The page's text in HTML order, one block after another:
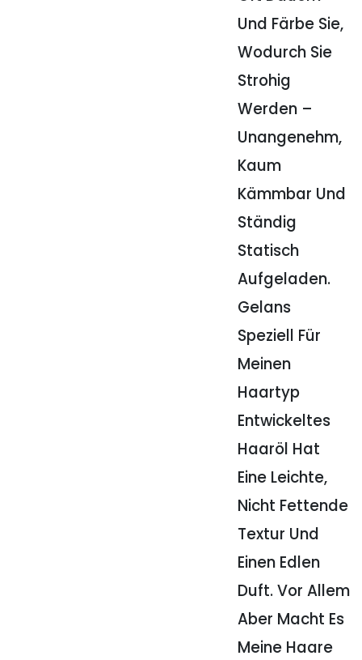
Und Färbe Sie,
Wodurch Sie
Strohig
Werden –
Unangenehm,
Kaum
Kämmbar Und
Ständig
Statisch
Aufgeladen.
Gelans
Speziell Für
Meinen
Haartyp
Entwickeltes
Haaröl Hat
Eine Leichte,
Nicht Fettende
Textur Und
Einen Edlen
Duft. Vor Allem
Aber Macht Es
Meine Haare